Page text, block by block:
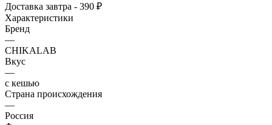
Доставка завтра - 390 ₽
Характеристики
Бренд
—
CHIKALAB
Вкус
—
с кешью
Страна происхождения
—
Россия